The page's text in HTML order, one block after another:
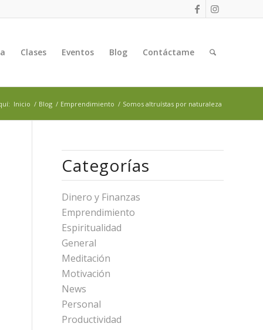
Clases Eventos Blog Contáctame
Inicio / Blog / Emprendimiento / Somos altruístas por naturaleza
Categorías
Dinero y Finanzas
Emprendimiento
Espiritualidad
General
Meditación
Motivación
News
Personal
Productividad